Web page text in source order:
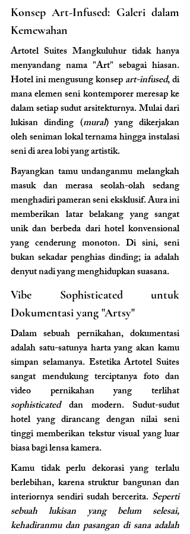
Konsep Art-Infused: Galeri dalam
Kemewahan
Artotel Suites Mangkuluhur tidak hanya
menyandang nama "Art" sebagai hiasan.
Hotel ini mengusung konsep art-infused, di
mana elemen seni kontemporer meresap ke
dalam setiap sudut arsitekturnya. Mulai dari
lukisan dinding (mural) yang dikerjakan
oleh seniman lokal ternama hingga instalasi
seni di area lobi yang artistik.
Bayangkan tamu undanganmu melangkah
masuk dan merasa seolah-olah sedang
menghadiri pameran seni eksklusif. Aura ini
memberikan latar belakang yang sangat
unik dan berbeda dari hotel konvensional
yang cenderung monoton. Di sini, seni
bukan sekadar penghias dinding; ia adalah
denyut nadi yang menghidupkan suasana.
Vibe Sophisticated untuk
Dokumentasi yang "Artsy"
Dalam sebuah pernikahan, dokumentasi
adalah satu-satunya harta yang akan kamu
simpan selamanya. Estetika Artotel Suites
sangat mendukung terciptanya foto dan
video pernikahan yang terlihat
sophisticated dan modern. Sudut-sudut
hotel yang dirancang dengan nilai seni
tinggi memberikan tekstur visual yang luar
biasa bagi lensa kamera.
Kamu tidak perlu dekorasi yang terlalu
berlebihan, karena struktur bangunan dan
interiornya sendiri sudah bercerita. Seperti
sebuah lukisan yang belum selesai,
kehadiranmu dan pasangan di sana adalah